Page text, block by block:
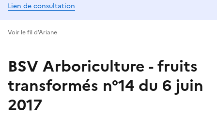
Lien de consultation
Voir le fil d'Ariane
BSV Arboriculture - fruits
transformés n°14 du 6 juin
2017